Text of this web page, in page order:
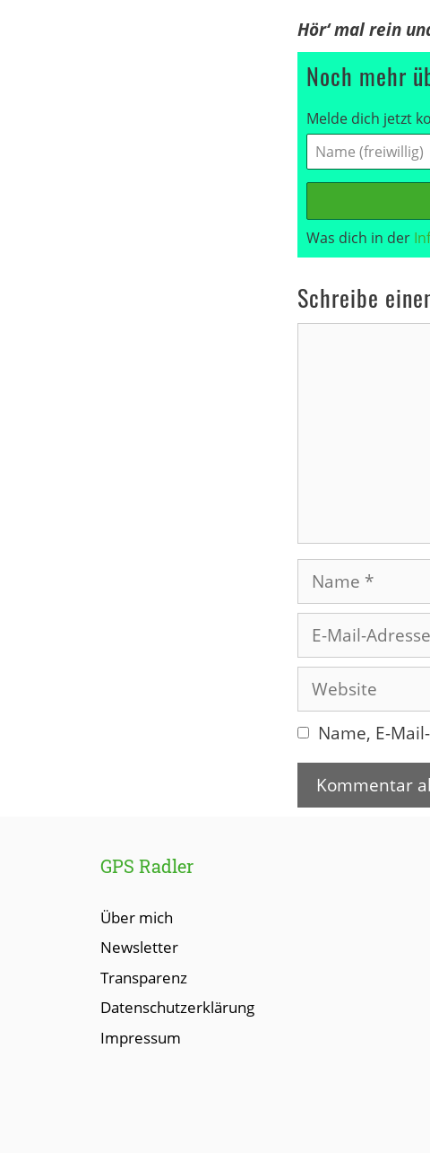
Hör‘ mal rein
Noch mehr
Melde dich jetzt
Was dich in der
Schreibe
Name
Mail-
Adresse
Website
Name, E-
GPS Radler
Über mich
Newsletter
Transparenz
Datenschutzerklärung
Impressum